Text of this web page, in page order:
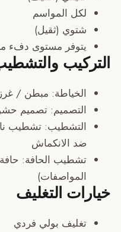
المواسم
(ثقيل)
مستوى دفء مخصص
والتشطيب
مبطن / غرزة المربع
تصميم حشوة مانع
تشطيب ناعم،
الانكماش
الحافة: حافة
التغليف
بولي فردي